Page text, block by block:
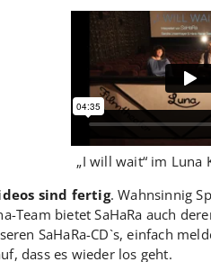
„I will wait“ im Luna
sind fertig. Wahnsinnig
Team bietet SaHaRa auch
SaHaRa-CD`s, einfach
dass es wieder los geht.